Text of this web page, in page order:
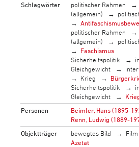
Schlagwörter
politischer Rahmen
(allgemein)
politischer Rahmen
(allgemein)
Faschismus
Sicherheitspolitik
Gleichgewicht
Krieg
Sicherheitspolitik
Gleichgewicht
Personen
Beimler, Hans (1895-
Renn, Ludwig (1889-
Objektträger
bewegtes Bild Film
Azetat